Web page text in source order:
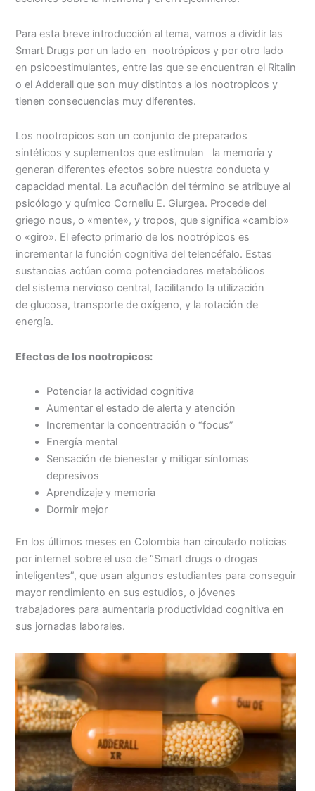
Para esta breve introducción al tema, vamos a dividir las
Smart Drugs por un lado en nootrópicos y por otro lado
en psicoestimulantes, entre las que se encuentran el Ritalin
o el Adderall que son muy distintos a los nootropicos y
tienen consecuencias muy diferentes.
Los nootropicos son un conjunto de preparados
sintéticos y suplementos que estimulan la memoria y
generan diferentes efectos sobre nuestra conducta y
capacidad mental. La acuñación del término se atribuye al
psicólogo y químico Corneliu E. Giurgea. Procede del
griego nous, o «mente», y tropos, que significa «cambio»
o «giro». El efecto primario de los nootrópicos es
incrementar la función cognitiva del telencéfalo. Estas
sustancias actúan como potenciadores metabólicos
del sistema nervioso central, facilitando la utilización
de glucosa, transporte de oxígeno, y la rotación de
energía.
Efectos de los nootropicos:
Potenciar la actividad cognitiva
Aumentar el estado de alerta y atención
Incrementar la concentración o “focus”
Energía mental
Sensación de bienestar y mitigar síntomas
depresivos
Aprendizaje y memoria
Dormir mejor
En los últimos meses en Colombia han circulado noticias
por internet sobre el uso de “Smart drugs o drogas
inteligentes”, que usan algunos estudiantes para conseguir
mayor rendimiento en sus estudios, o jóvenes
trabajadores para aumentarla productividad cognitiva en
sus jornadas laborales.